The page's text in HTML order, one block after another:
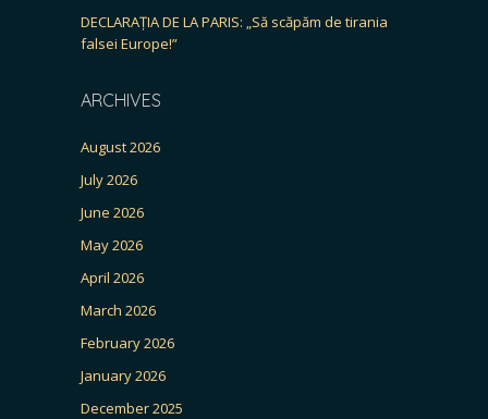
DECLARAȚIA DE LA PARIS: „Să scăpăm de tirania
falsei Europe!”
ARCHIVES
August 2026
July 2026
June 2026
May 2026
April 2026
March 2026
February 2026
January 2026
December 2025